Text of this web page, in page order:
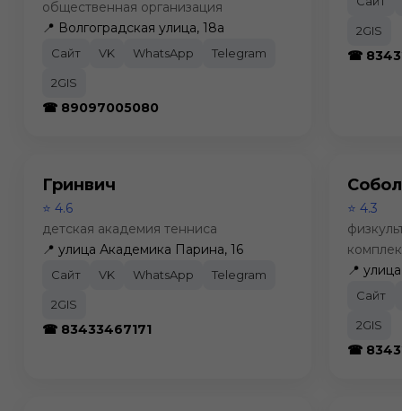
общественная организация
📍 Волгоградская улица, 18а
Сайт VK WhatsApp Telegram
2GIS
☎ 89097005080
2GIS
☎
Гринвич
⭐ 4.6
детская академия тенниса
📍 улица Академика Парина, 16
Сайт VK WhatsApp Telegram
2GIS
☎ 83433467171
⭐ 4.3
📍
Сайт
2GIS
☎